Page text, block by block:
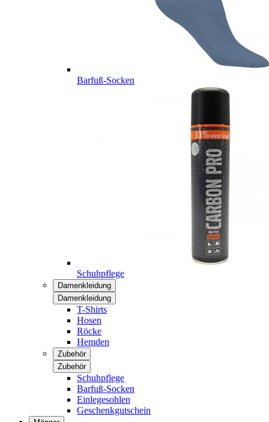
Barfuß-Socken
Schuhpflege
Damenkleidung
Damenkleidung
T-Shirts
Hosen
Röcke
Hemden
Zubehör
Zubehör
Schuhpflege
Barfuß-Socken
Einlegesohlen
Geschenkgutschein